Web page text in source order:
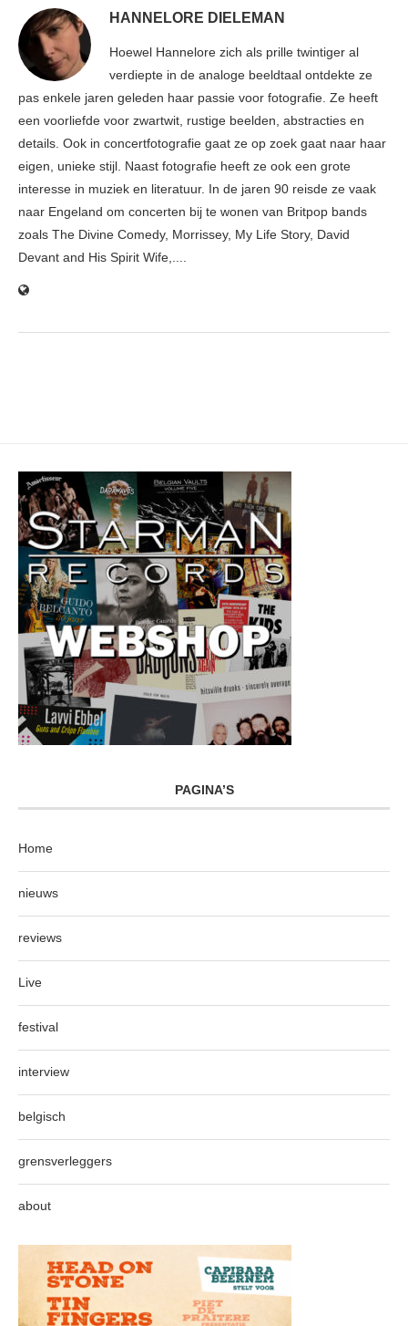
HANNELORE DIELEMAN
Hoewel Hannelore zich als prille twintiger al
verdiepte in de analoge beeldtaal ontdekte ze
pas enkele jaren geleden haar passie voor fotografie. Ze heeft
een voorliefde voor zwartwit, rustige beelden, abstracties en
details. Ook in concertfotografie gaat ze op zoek gaat naar haar
eigen, unieke stijl. Naast fotografie heeft ze ook een grote
interesse in muziek en literatuur. In de jaren 90 reisde ze vaak
naar Engeland om concerten bij te wonen van Britpop bands
zoals The Divine Comedy, Morrissey, My Life Story, David
Devant and His Spirit Wife,....
PAGINA’S
Home
nieuws
reviews
Live
festival
interview
belgisch
grensverleggers
about